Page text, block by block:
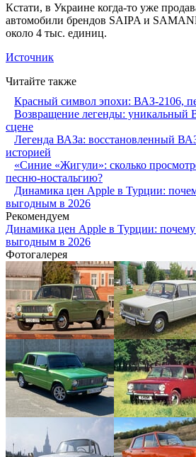
Кстати, в Украине когда-то уже
автомобили брендов SAIPA и
около 4 тыс. единиц.
Источник
Читайте также
Красный символ эпохи: ВАЗ-2106,
Возвращение легенды: уникальный
сцене
Легенда ВАЗа: восстановленный
историей
«Синие «Жигули»: сколько
песню-ностальгию?
Динамика цен Apple в Турции:
выгодным в 2026
Рекомендуем
Динамика цен Apple в Турции: почему
выгодным в 2026
Фотогалерея